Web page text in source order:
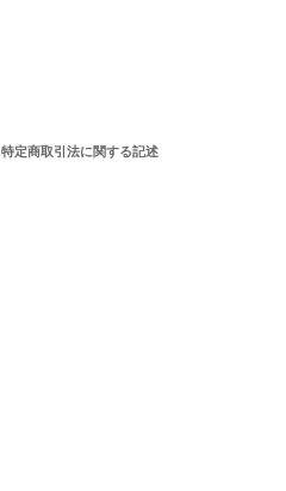
特定商取引法に関する記述